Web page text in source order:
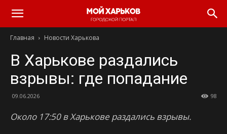
Главная Новости Харькова
В Харькове раздались
взрывы: где попадание
09.06.2026 98
Около 17:50 в Харькове раздались взрывы.